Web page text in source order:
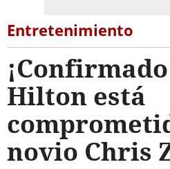
Entretenimiento
Hilton está
novio Chris